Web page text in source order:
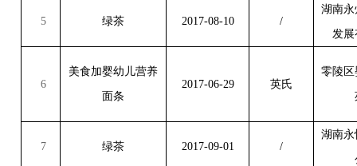
5 绿茶 2017-08-10 /
湖南永
发展
6
美食加婴幼儿营养
面条
2017-06-29 英氏
零陵区
7 绿茶 2017-09-01 /
湖南永